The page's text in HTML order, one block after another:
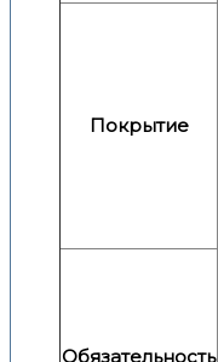
Покрытие
Обязательность